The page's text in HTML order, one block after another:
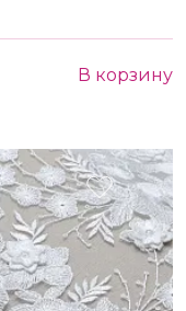
В корзину